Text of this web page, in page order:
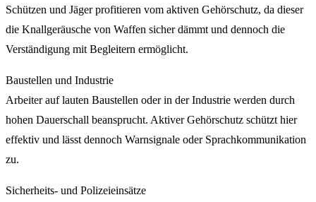
Schützen und Jäger profitieren vom aktiven Gehörschutz, da dieser
die Knallgeräusche von Waffen sicher dämmt und dennoch die
Verständigung mit Begleitern ermöglicht.
Baustellen und Industrie
Arbeiter auf lauten Baustellen oder in der Industrie werden durch
hohen Dauerschall beansprucht. Aktiver Gehörschutz schützt hier
effektiv und lässt dennoch Warnsignale oder Sprachkommunikation
zu.
Sicherheits- und Polizeieinsätze